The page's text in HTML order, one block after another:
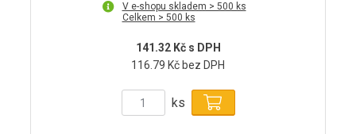
V e-shopu skladem > 500 ks
Celkem > 500 ks
141.32 Kč s DPH
116.79 Kč bez DPH
ks